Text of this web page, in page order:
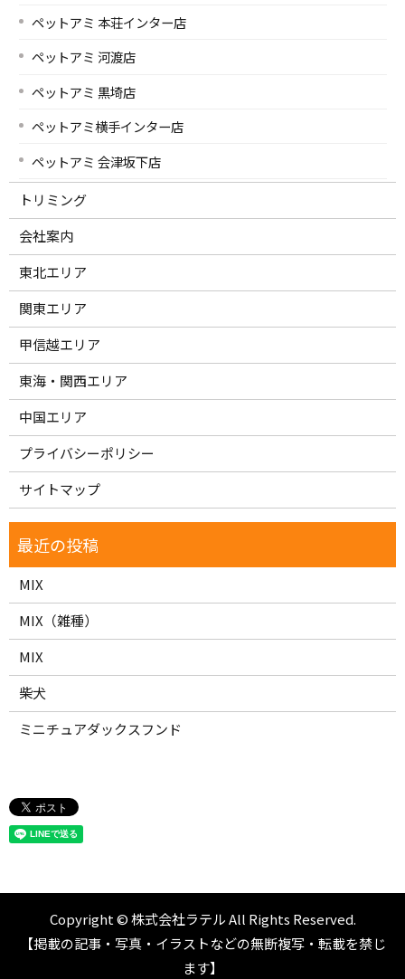
ペットアミ 本荘インター店
ペットアミ 河渡店
ペットアミ 黒埼店
ペットアミ横手インター店
ペットアミ 会津坂下店
トリミング
会社案内
東北エリア
関東エリア
甲信越エリア
東海・関西エリア
中国エリア
プライバシーポリシー
サイトマップ
MIX
MIX（雑種）
MIX
柴犬
ミニチュアダックスフンド
Copyright © 株式会社ラテル All Rights Reserved.
【掲載の記事・写真・イラストなどの無断複写・転載を禁じ
ます】